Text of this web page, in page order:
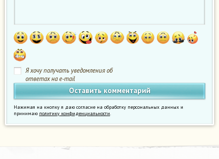
Я хочу получать уведомления об
ответах на e-mail
Нажимая на кнопку я даю согласие на обработку персональных данных и
принимаю политику конфиденциальности.